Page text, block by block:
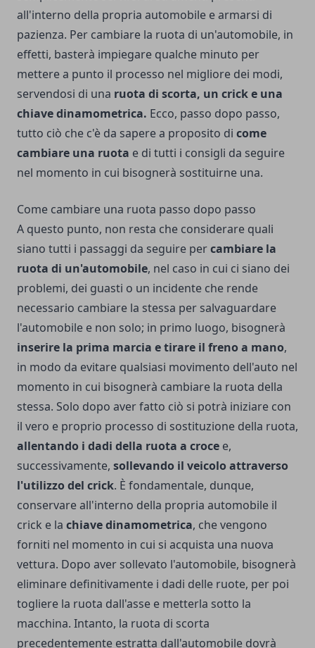
all'interno della propria automobile e armarsi di
pazienza. Per cambiare la ruota di un'automobile, in
effetti, basterà impiegare qualche minuto per
mettere a punto il processo nel migliore dei modi,
servendosi di una ruota di scorta, un crick e una
chiave dinamometrica. Ecco, passo dopo passo,
tutto ciò che c'è da sapere a proposito di come
cambiare una ruota e di tutti i consigli da seguire
nel momento in cui bisognerà sostituirne una.
Come cambiare una ruota passo dopo passo
A questo punto, non resta che considerare quali
siano tutti i passaggi da seguire percambiare la
ruota di un'automobile, nel caso in cui ci siano dei
problemi, dei guasti o un incidente che rende
necessario cambiare la stessa per salvaguardare
l'automobile e non solo; in primo luogo, bisognerà
inserire la prima marcia e tirare il freno a mano,
in modo da evitare qualsiasi movimento dell'auto nel
momento in cui bisognerà cambiare la ruota della
stessa. Solo dopo aver fatto ciò si potrà iniziare con
il vero e proprio processo di sostituzione della ruota,
allentando i dadi della ruota a croce e,
successivamente, sollevando il veicolo attraverso
l'utilizzo del crick. È fondamentale, dunque,
conservare all'interno della propria automobile il
crick e la chiave dinamometrica, che vengono
forniti nel momento in cui si acquista una nuova
vettura. Dopo aver sollevato l'automobile, bisognerà
eliminare definitivamente i dadi delle ruote, per poi
togliere la ruota dall'asse e metterla sotto la
macchina. Intanto, la ruota di scorta
precedentemente estratta dall'automobile dovrà